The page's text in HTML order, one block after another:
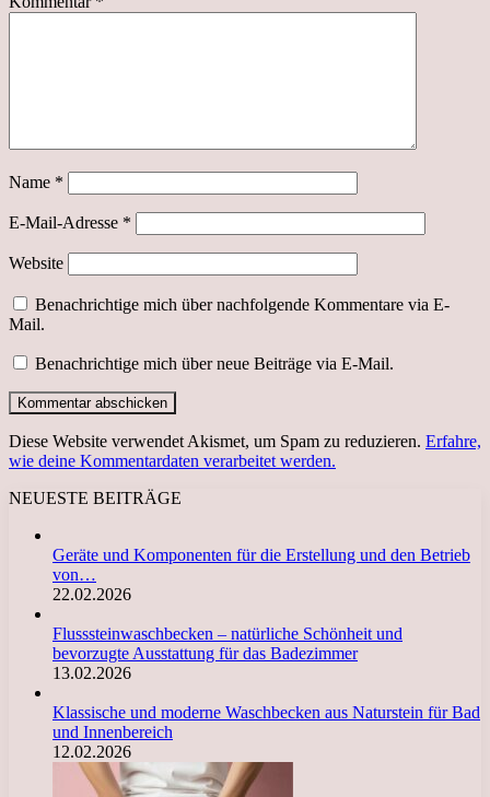
Name *
E-Mail-Adresse *
Website
Benachrichtige mich über nachfolgende Kommentare via E-
Mail.
Benachrichtige mich über neue Beiträge via E-Mail.
Diese Website verwendet Akismet, um Spam zu reduzieren. Erfahre,
wie deine Kommentardaten verarbeitet werden.
NEUESTE BEITRÄGE
Geräte und Komponenten für die Erstellung und den Betrieb
von…
22.02.2026
Flusssteinwaschbecken – natürliche Schönheit und
bevorzugte Ausstattung für das Badezimmer
13.02.2026
Klassische und moderne Waschbecken aus Naturstein für Bad
und Innenbereich
12.02.2026